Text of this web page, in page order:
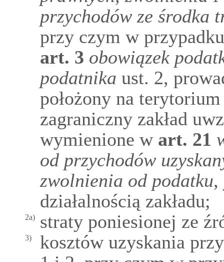
przychodów ze środka
przy czym w
art. 3 obowiązek
podatnika ust. 2,
położony na
zagraniczny zakład
wymienione wart. 21
od przychodów
zwolnienia od podatku,
działalnością zakładu;
2a) straty poniesionej ze
3)
kosztów uzyskania